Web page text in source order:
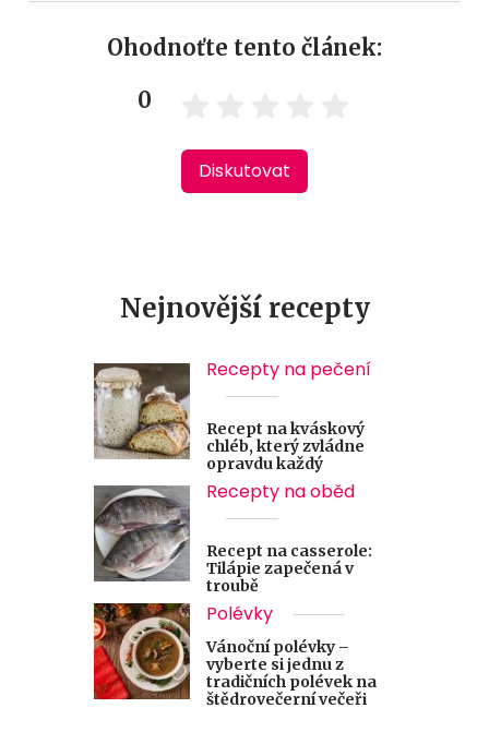
Ohodnoťte tento článek:
0
Diskutovat
Nejnovější recepty
Recepty na pečení
Recept na kváskový
chléb, který zvládne
opravdu každý
Recepty na oběd
Recept na casserole:
Tilápie zapečená v
troubě
Polévky
Vánoční polévky –
vyberte si jednu z
tradičních polévek na
štědrovečerní večeři